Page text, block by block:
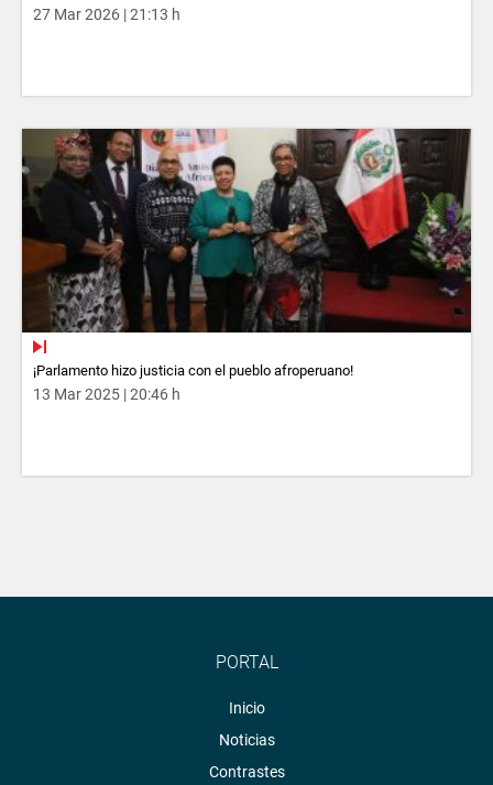
27 Mar 2026 | 21:13 h
¡Parlamento hizo justicia con el pueblo afroperuano!
13 Mar 2025 | 20:46 h
PORTAL
Inicio
Noticias
Contrastes